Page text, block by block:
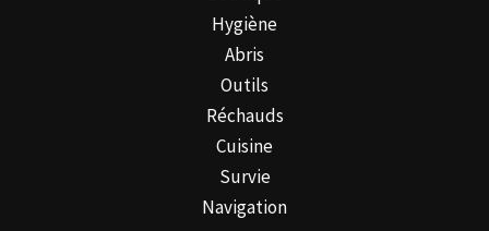
page
du
produit
Hygiène
Abris
Outils
Réchauds
Cuisine
Survie
Navigation